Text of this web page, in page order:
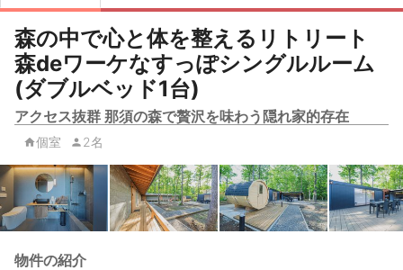
森の中で心と体を整えるリトリート
森deワーケなすっぽシングルルーム
(ダブルベッド1台)
アクセス抜群 那須の森で贅沢を味わう隠れ家的存在
個室 2名
物件の紹介